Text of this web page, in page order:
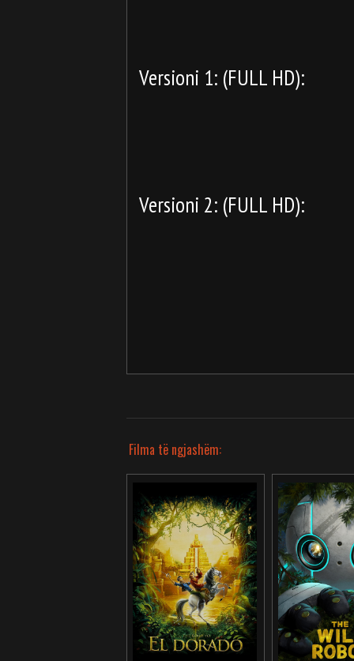
Versioni 1: (FULL HD):
Versioni 2: (FULL HD):
Filma të ngjashëm: